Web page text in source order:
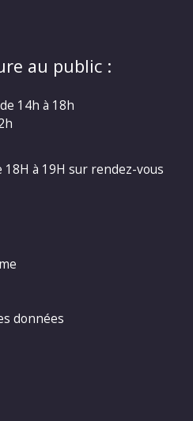
au public :
14h à 18h
à 19H sur rendez-vous
données